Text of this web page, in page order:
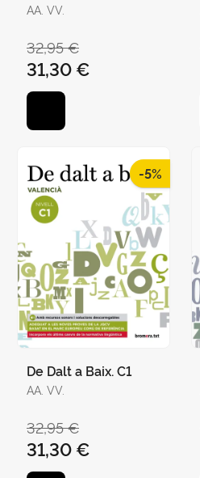
AA. VV.
32,95 €
31,30 €
-5%
De Dalt a Baix. C1
AA. VV.
32,95 €
31,30 €